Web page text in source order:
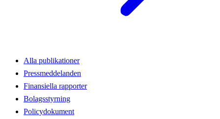
Alla publikationer
Pressmeddelanden
Finansiella rapporter
Bolagsstyrning
Policydokument